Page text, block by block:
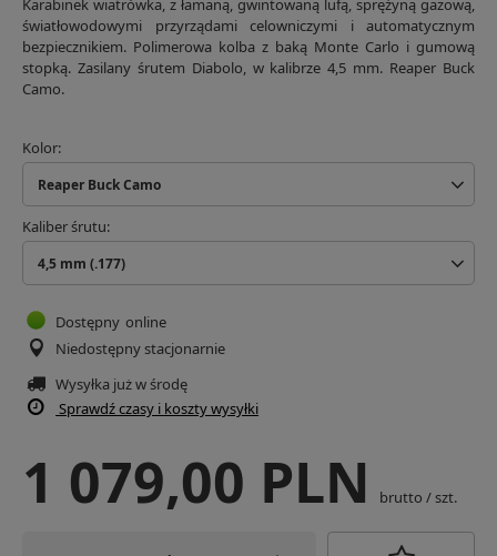
Karabinek wiatrówka, z łamaną, gwintowaną lufą, sprężyną gazową,
światłowodowymi przyrządami celowniczymi i automatycznym
bezpiecznikiem. Polimerowa kolba z baką Monte Carlo i gumową
stopką. Zasilany śrutem Diabolo, w kalibrze 4,5 mm. Reaper Buck
Camo.
Kolor
Reaper Buck Camo
Kaliber śrutu
4,5 mm (.177)
Dostępny online
Niedostępny stacjonarnie
Wysyłka jużw środę
Sprawdź czasy i koszty wysyłki
1 079,00 PLN brutto /szt.